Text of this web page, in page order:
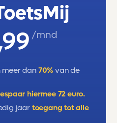
/mnd
dan 70% van de
hiermee 72 euro.
jaar toegang tot alle